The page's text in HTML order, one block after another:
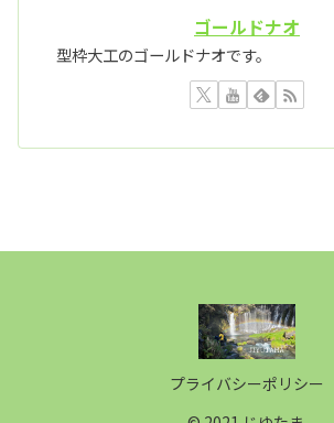
ゴールドナオ
型枠大工のゴールドナオです。
プライバシーポリシー